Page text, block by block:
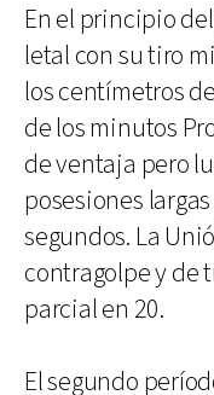
En el principio
letal con su tiro
los centímetros
de los minutos
de ventaja pero
posesiones
segundos. La
contragolpe y de
parcial en 20.
El segundo